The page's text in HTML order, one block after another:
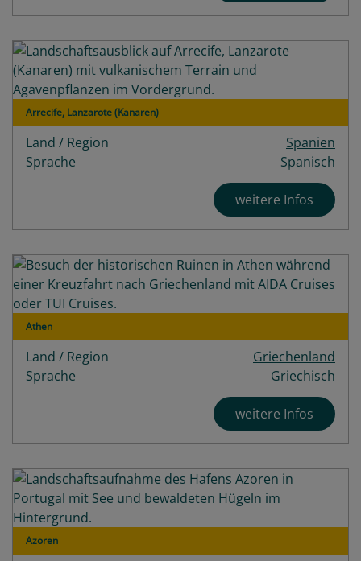
Arrecife, Lanzarote (Kanaren)
Land / Region
Spanien
Sprache
Spanisch
weitere Infos
Athen
Land / Region
Griechenland
Sprache
Griechisch
weitere Infos
Azoren